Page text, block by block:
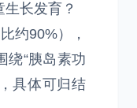
长发育？
约90%），
绕“胰岛素功
具体可归结